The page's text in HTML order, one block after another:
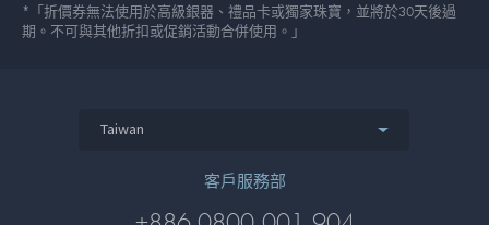
*「折價券無法使用於高級銀器、禮品卡或獨家珠寶，並將於30天後過
期。不可與其他折扣或促銷活動合併使用。」
Taiwan
客戶服務部